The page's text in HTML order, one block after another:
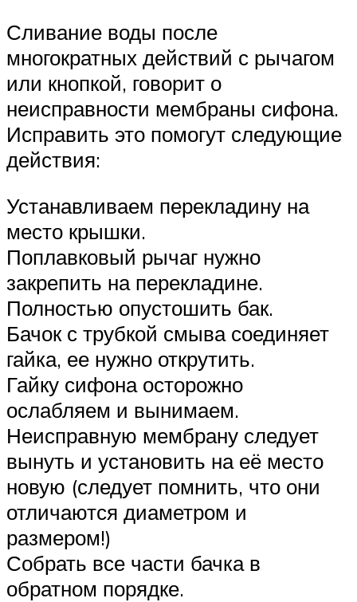
Сливание воды после
многократных действий с рычагом
или кнопкой, говорит о
неисправности мембраны сифона.
Исправить это помогут следующие
действия:
Устанавливаем перекладину на
место крышки.
Поплавковый рычаг нужно
закрепить на перекладине.
Полностью опустошить бак.
Бачок с трубкой смыва соединяет
гайка, ее нужно открутить.
Гайку сифона осторожно
ослабляем и вынимаем.
Неисправную мембрану следует
вынуть и установить на её место
новую (следует помнить, что они
отличаются диаметром и
размером!)
Собрать все части бачка в
обратном порядке.